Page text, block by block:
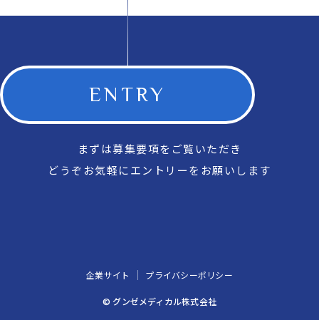
ENTRY
まずは募集要項をご覧いただき
どうぞお気軽にエントリーをお願いします
企業サイト プライバシーポリシー
© グンゼメディカル株式会社